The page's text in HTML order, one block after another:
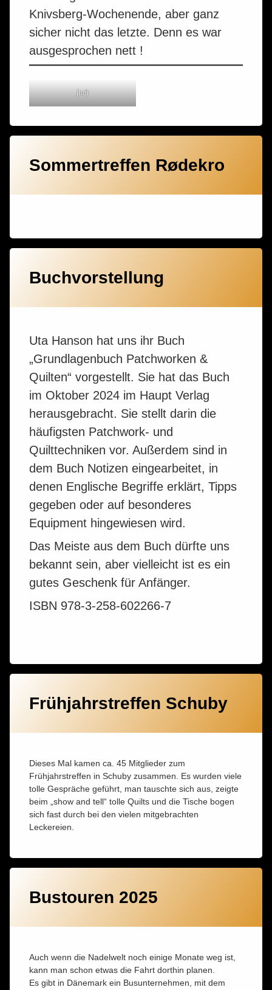
Knivsberg-Wochenende, aber ganz
sicher nicht das letzte. Denn es war
ausgesprochen nett !
jhdr
Sommertreffen Rødekro
Buchvorstellung
Uta Hanson hat uns ihr Buch
„Grundlagenbuch Patchworken &
Quilten“ vorgestellt. Sie hat das Buch
im Oktober 2024 im Haupt Verlag
herausgebracht. Sie stellt darin die
häufigsten Patchwork- und
Quilttechniken vor. Außerdem sind in
dem Buch Notizen eingearbeitet, in
denen Englische Begriffe erklärt, Tipps
gegeben oder auf besonderes
Equipment hingewiesen wird.
Das Meiste aus dem Buch dürfte uns
bekannt sein, aber vielleicht ist es ein
gutes Geschenk für Anfänger.
ISBN 978-3-258-602266-7
Frühjahrstreffen Schuby
Dieses Mal kamen ca. 45 Mitglieder zum
Frühjahrstreffen in Schuby zusammen. Es wurden viele
tolle Gespräche geführt, man tauschte sich aus, zeigte
beim „show and tell“ tolle Quilts und die Tische bogen
sich fast durch bei den vielen mitgebrachten
Leckereien.
Bustouren 2025
Auch wenn die Nadelwelt noch einige Monate weg ist,
kann man schon etwas die Fahrt dorthin planen.
Es gibt in Dänemark ein Busunternehmen, mit dem